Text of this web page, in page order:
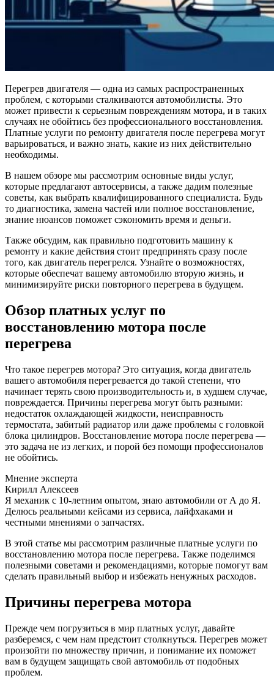
Перегрев двигателя — одна из самых распространенных
проблем, с которыми сталкиваются автомобилисты. Это
может привести к серьезным повреждениям мотора, и в таких
случаях не обойтись без профессионального восстановления.
Платные услуги по ремонту двигателя после перегрева могут
варьироваться, и важно знать, какие из них действительно
необходимы.
В нашем обзоре мы рассмотрим основные виды услуг,
которые предлагают автосервисы, а также дадим полезные
советы, как выбрать квалифицированного специалиста. Будь
то диагностика, замена частей или полное восстановление,
знание нюансов поможет сэкономить время и деньги.
Также обсудим, как правильно подготовить машину к
ремонту и какие действия стоит предпринять сразу после
того, как двигатель перегрелся. Узнайте о возможностях,
которые обеспечат вашему автомобилю вторую жизнь, и
минимизируйте риски повторного перегрева в будущем.
Обзор платных услуг по
восстановлению мотора после
перегрева
Что такое перегрев мотора? Это ситуация, когда двигатель
вашего автомобиля перегревается до такой степени, что
начинает терять свою производительность и, в худшем случае,
повреждается. Причины перегрева могут быть разными:
недостаток охлаждающей жидкости, неисправность
термостата, забитый радиатор или даже проблемы с головкой
блока цилиндров. Восстановление мотора после перегрева —
это задача не из легких, и порой без помощи профессионалов
не обойтись.
Мнение эксперта
Кирилл Алексеев
Я механик с 10-летним опытом, знаю автомобили от А до Я.
Делюсь реальными кейсами из сервиса, лайфхаками и
честными мнениями о запчастях.
В этой статье мы рассмотрим различные платные услуги по
восстановлению мотора после перегрева. Также поделимся
полезными советами и рекомендациями, которые помогут вам
сделать правильный выбор и избежать ненужных расходов.
Причины перегрева мотора
Прежде чем погрузиться в мир платных услуг, давайте
разберемся, с чем нам предстоит столкнуться. Перегрев может
произойти по множеству причин, и понимание их поможет
вам в будущем защищать свой автомобиль от подобных
проблем.